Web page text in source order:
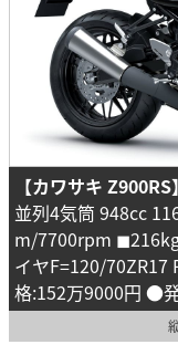
【カワサキ Z900RS】
並列4気筒 948cc
m/7700rpm
イヤF=120/
格:152万9000円 ●